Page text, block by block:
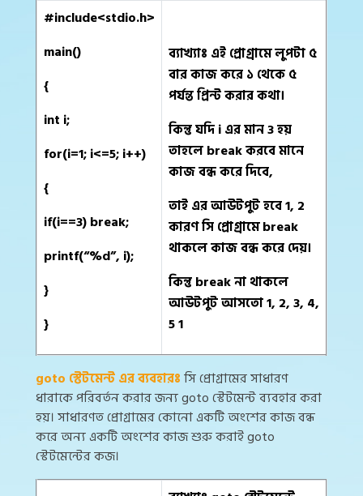
#include<stdio.h>
main()
{
int i;
for(i=1; i<=5; i++)
{
if(i==3) break;
printf(“%d”, i);
}
}
ব্যাখ্যাঃ এই প্রোগ্রামে লুপটা ৫
বার কাজ করে ১ থেকে ৫
পর্যন্ত প্রিন্ট করার কথা।
কিন্তু যদি i এর মান 3 হয়
তাহলে break করবে মানে
কাজ বন্ধ করে দিবে,
তাই এর আউটপুট হবে 1, 2
কারণ সি প্রোগ্রামে break
থাকলে কাজ বন্ধ করে দেয়।
কিন্তু break না থাকলে
আউটপুট আসতো 1, 2, 3, 4,
5 1
goto স্টেটমেন্ট এর ব্যবহারঃসি প্রোগ্রামের সাধারণ
ধারাকে পরিবর্তন করার জন্য goto স্টেটমেন্ট ব্যবহার করা
হয়। সাধারণত প্রোগ্রামের কোনো একটি অংশের কাজ বন্ধ
করে অন্য একটি অংশের কাজ শুরু করাই goto
স্টেটমেন্টের কজ।